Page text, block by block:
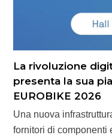
La rivoluzione
presenta la sua
EUROBIKE 2026
Una nuova
fornitori di